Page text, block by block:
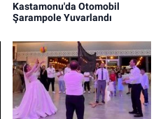
Kastamonu'da Otomobil
Şarampole Yuvarlandı